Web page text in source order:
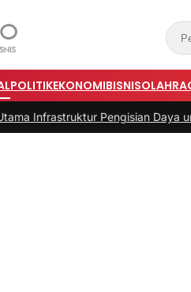
POLITIKEKONOMIBISNIS
Pengisian Daya untuk Mobil